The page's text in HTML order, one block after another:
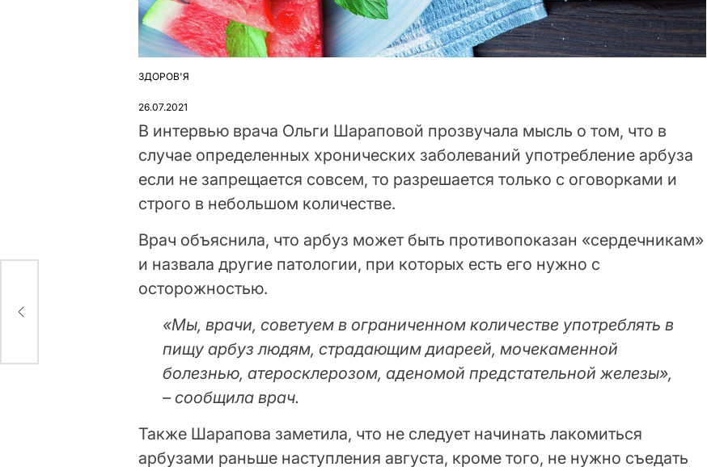
ОПУБЛІКУВАТИ
ЗДОРОВ'Я
26.07.2021
В интервью врача Ольги Шараповой прозвучала мысль о том, что в
случае определенных хронических заболеваний употребление арбуза
если не запрещается совсем, то разрешается только с оговорками и
строго в небольшом количестве.
Врач объяснила, что арбуз может быть противопоказан «сердечникам»
и назвала другие патологии, при которых есть его нужно с
осторожностью.
«Мы, врачи, советуем в ограниченном количестве употреблять в
пищу арбуз людям, страдающим диареей, мочекаменной
болезнью, атеросклерозом, аденомой предстательной железы»,
– сообщила врач.
Также Шарапова заметила, что не следует начинать лакомиться
арбузами раньше наступления августа, кроме того, не нужно съедать